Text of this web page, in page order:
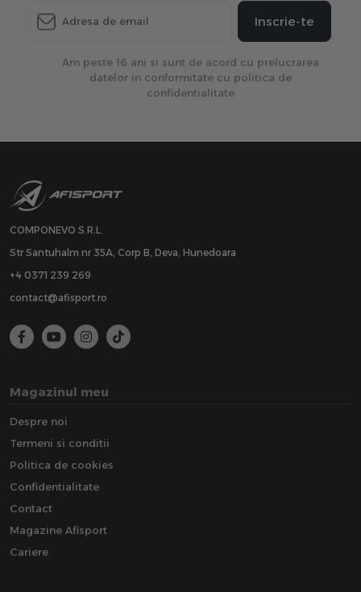
Inscrie-te
Am peste 16 ani si sunt de acord cu prelucrarea
datelor in conformitate cu politica de
confidentialitate
COMPONEVO S.R.L.
Str Santuhalm nr 35A, Corp B, Deva, Hunedoara
+4 0371 239 269
contact@afisport.ro
Magazinul meu
Despre noi
Termeni si conditii
Politica de cookies
Confidentialitate
Contact
Magazine Afisport
Cariere